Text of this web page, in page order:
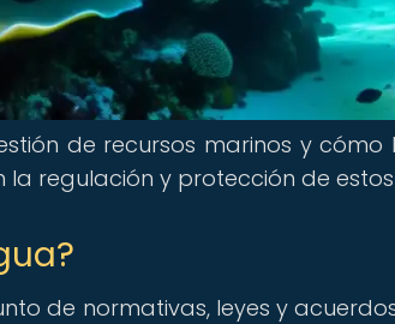
de recursos marinos y
regulación y protección de estos
de normativas, leyes y